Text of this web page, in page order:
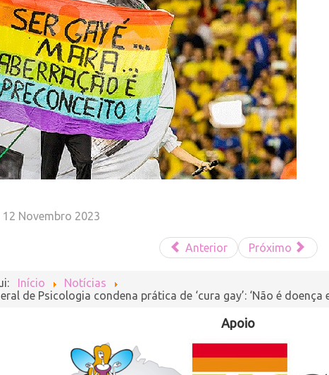
Novembro 2023
Anterior Próximo
Início
Notícias
de Psicologia condena prática de ‘cura gay’: ‘Não é doença
Apoio